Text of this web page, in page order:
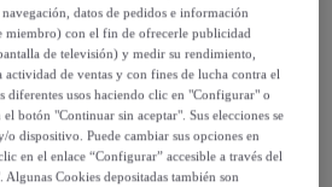
S.R.L.
navegación, datos de pedidos e información
miembro) con el fin de ofrecerle publicidad
de televisión) y medir su rendimiento,
actividad de ventas y con fines de lucha contra el
diferentes usos haciendo clic en "Configurar" o
botón "Continuar sin aceptar". Sus elecciones se
o dispositivo. Puede cambiar sus opciones en
en el enlace “Configurar” accesible a través del
Cookies depositadas también son